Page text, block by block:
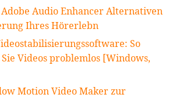
Adobe Audio Enhancer Alternativen
Ihres Hörerlebn
So
Videos problemlos [Windows,
Motion Video Maker zur